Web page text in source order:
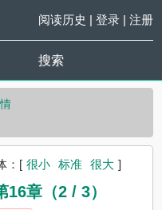
阅读历史 | 登录| 注册
搜索
： [ 很小 标准 很大 ]
章（2 / 3）